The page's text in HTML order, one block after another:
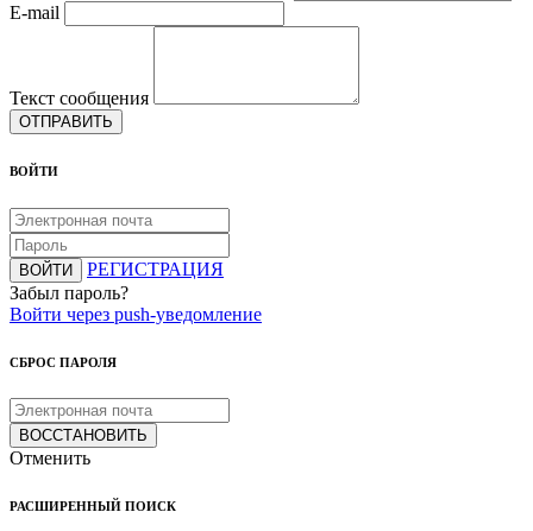
E-mail
Текст сообщения
ОТПРАВИТЬ
ВОЙТИ
ВОЙТИ
РЕГИСТРАЦИЯ
Забыл пароль?
Войти через push-уведомление
СБРОС ПАРОЛЯ
ВОССТАНОВИТЬ
Отменить
РАСШИРЕННЫЙ ПОИСК